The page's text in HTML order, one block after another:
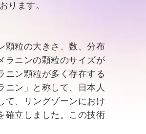
ります。
顆粒の大きさ、数、分布
ラニンの顆粒のサイズが
ニン顆粒が多く存在する
ニン」と称して、日本人
て、リングゾーンにおけ
確立しました。この技術